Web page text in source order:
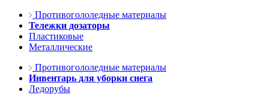
Противогололедные материалы
Тележки дозаторы
Пластиковые
Металлические
Противогололедные материалы
Инвентарь для уборки снега
Ледорубы